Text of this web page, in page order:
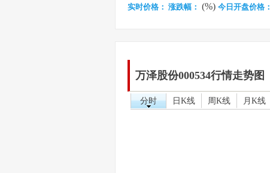
实时价格： 涨跌幅： (%) 今日开盘价格：
万泽股份000534行情走势图
分时 日K线 周K线 月K线